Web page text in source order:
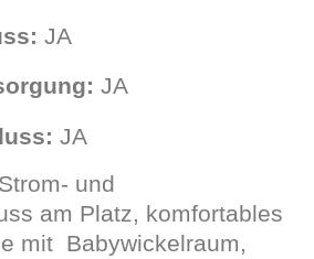
JA
JA
JA
Strom- und
am Platz, komfortables
mit Babywickelraum,